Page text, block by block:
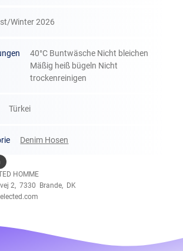
Winter 2026
40°C Buntwäsche Nicht bleichen
Mäßig heiß bügeln Nicht
trockenreinigen
Türkei
Denim Hosen
HOMME
2, 7330 Brande, DK